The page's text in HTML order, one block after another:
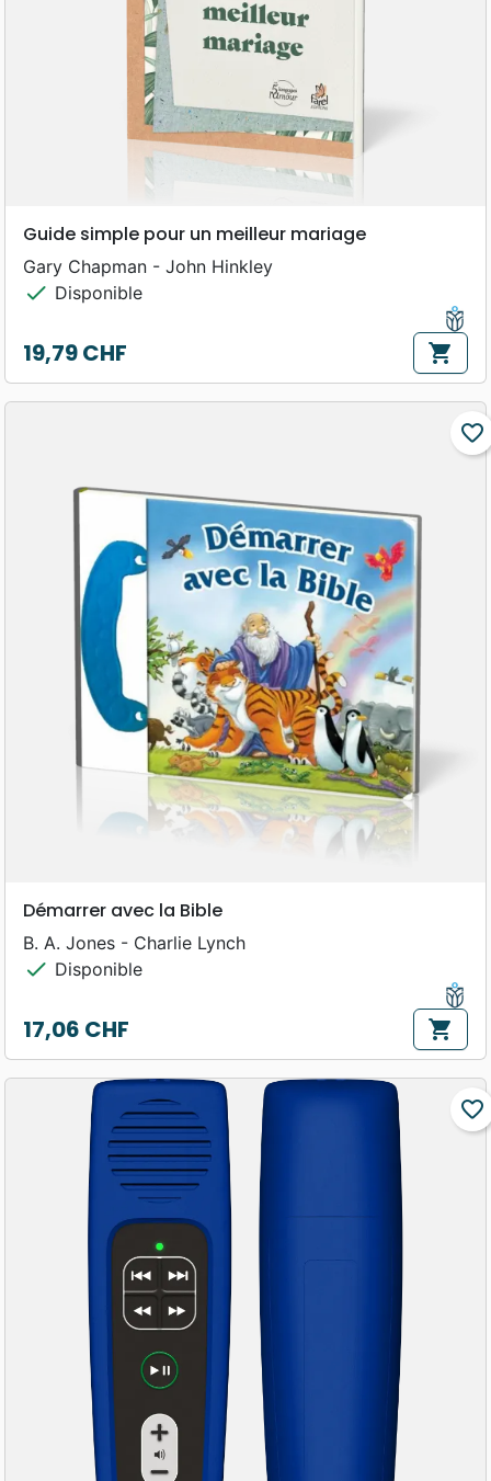
Guide simple pour un meilleur mariage
Gary Chapman - John Hinkley
check Disponible
Prix
19,79 CHF shopping_cart
favorite_border
Démarrer avec la Bible
B. A. Jones - Charlie Lynch
check Disponible
Prix
17,06 CHF shopping_cart
favorite_border